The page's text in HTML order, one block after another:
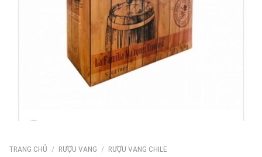
TRANG CHỦ / RƯỢU VANG / RƯỢU VANG CHILE